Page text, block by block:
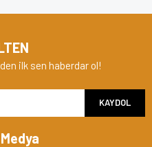
ilk sen haberdar ol!
KAYDOL